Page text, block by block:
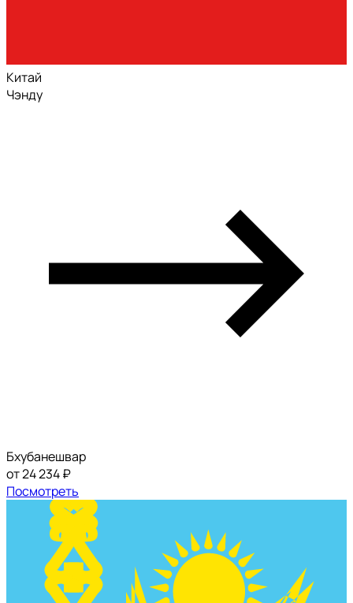
Китай
Чэнду
Бхубанешвар
от 24 234 ₽
Посмотреть